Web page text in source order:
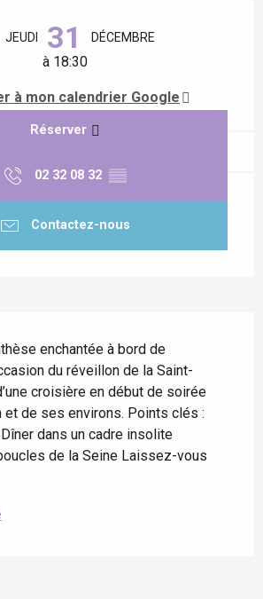
JEUDI 31 DÉCEMBRE
à 18:30
à mon calendrier Google
Réserver
02 32 08 32 ▒▒
Contactez-nous
enchantée à bord de
du réveillon de la Saint-
croisière en début de soirée
et de ses environs. Points clés :
dans un cadre insolite
de la Seine Laissez-vous